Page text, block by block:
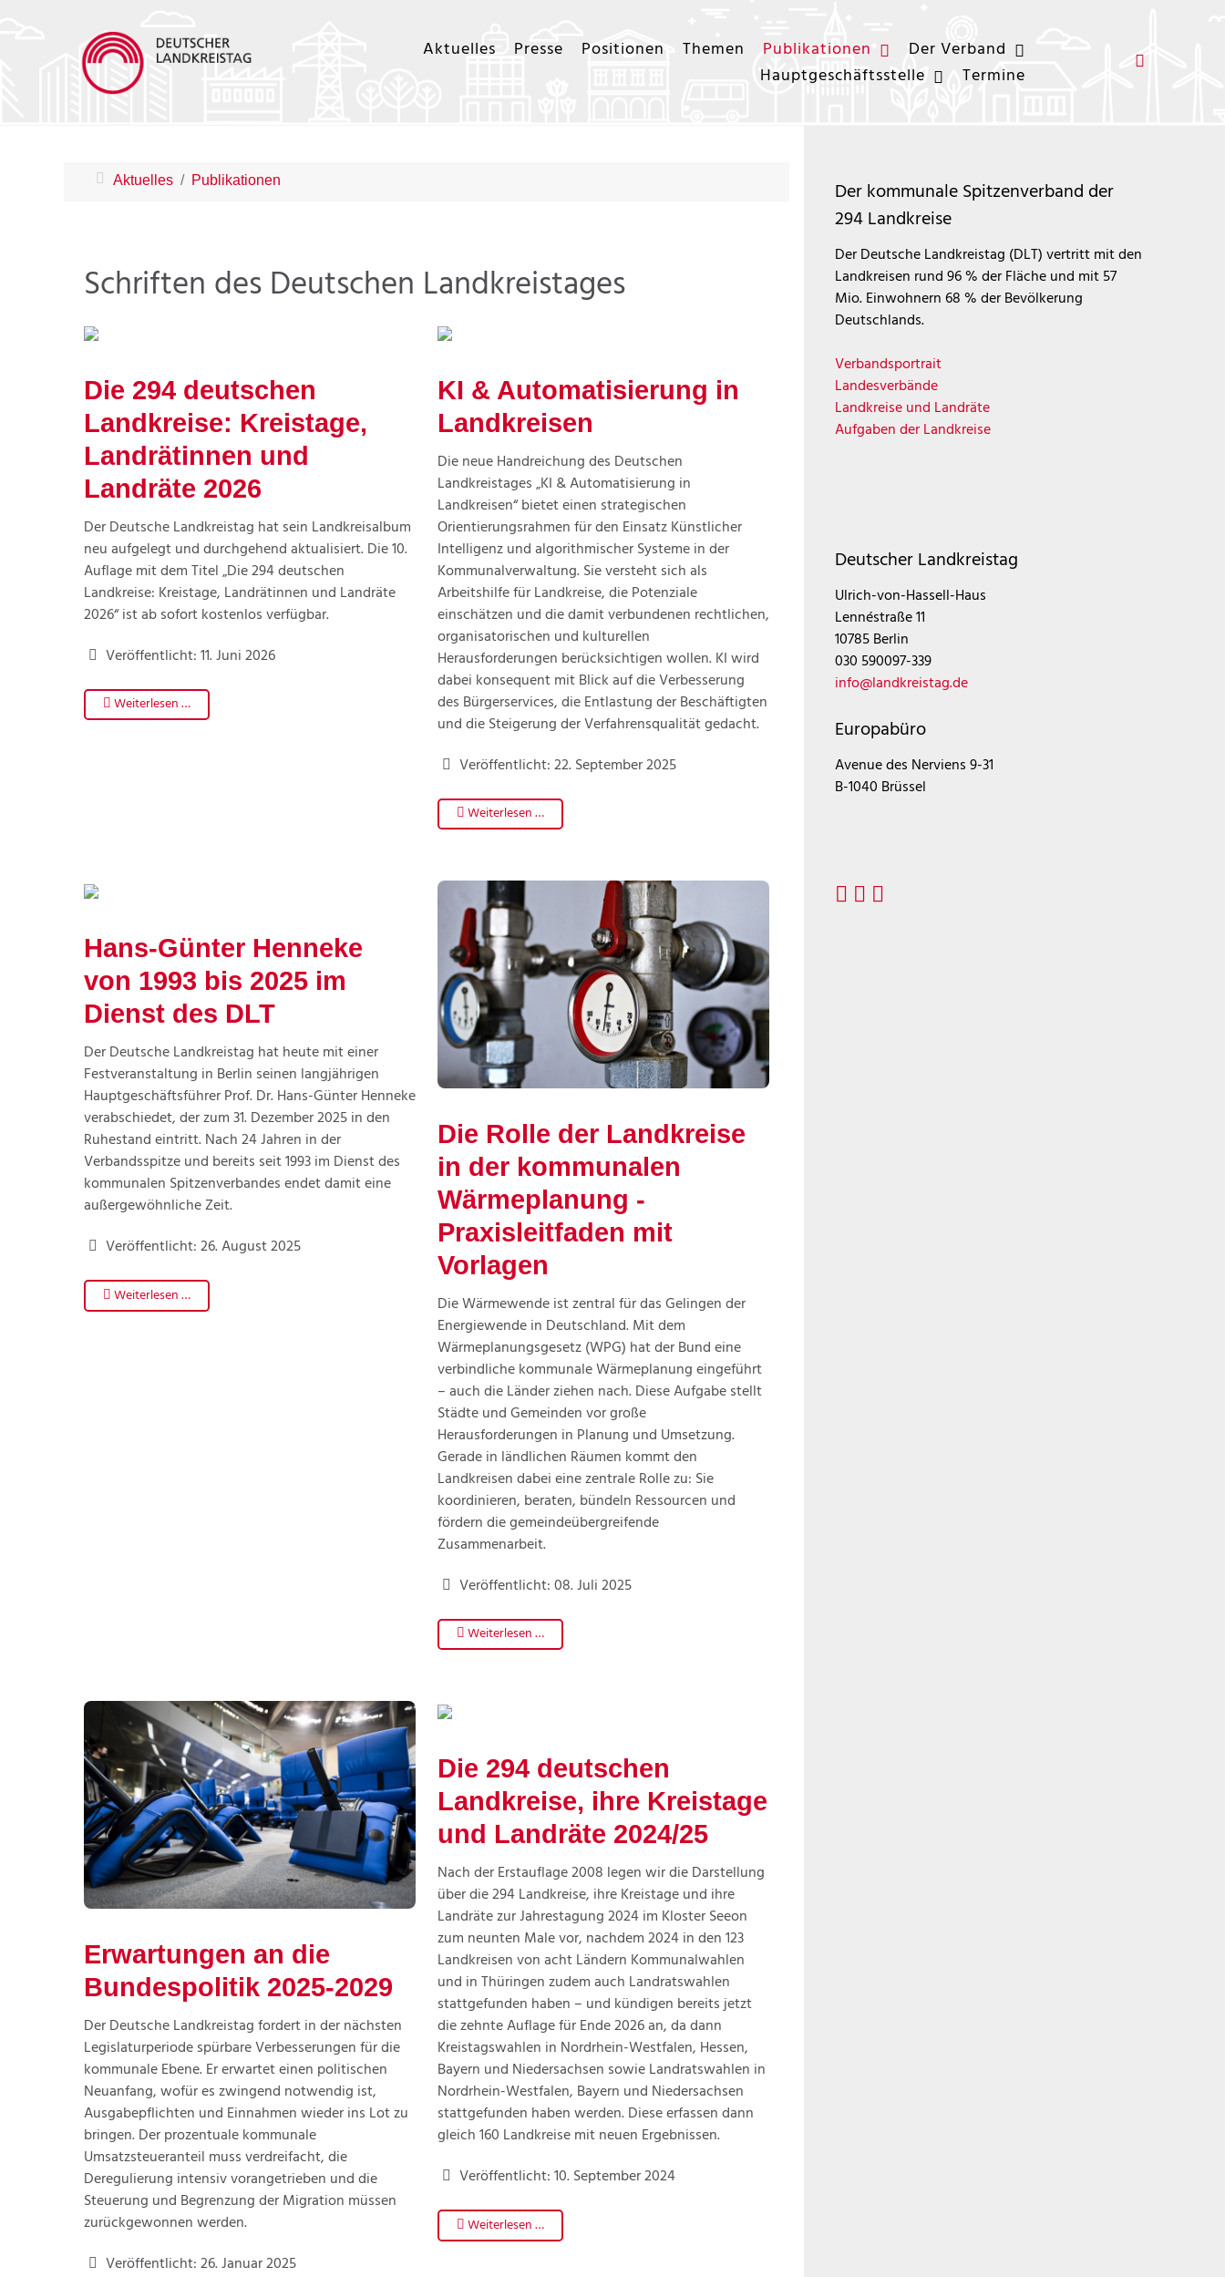
Aktuelles Presse Positionen Themen Publikationen
Der Verband
Hauptgeschäftsstelle
Termine
Aktuelles Publikationen
Schriften des Deutschen Landkreistages
Die 294 deutschen
Landkreise: Kreistage,
Landrätinnen und
Landräte 2026
Der Deutsche Landkreistag hat sein Landkreisalbum
neu aufgelegt und durchgehend aktualisiert. Die 10.
Auflage mit dem Titel „Die 294 deutschen
Landkreise: Kreistage, Landrätinnen und Landräte
2026“ ist ab sofort kostenlos verfügbar.
Veröffentlicht: 11. Juni 2026
Weiterlesen …
KI & Automatisierung in
Landkreisen
Die neue Handreichung des Deutschen
Landkreistages „KI & Automatisierung in
Landkreisen“ bietet einen strategischen
Orientierungsrahmen für den Einsatz Künstlicher
Intelligenz und algorithmischer Systeme in der
Kommunalverwaltung. Sie versteht sich als
Arbeitshilfe für Landkreise, die Potenziale
einschätzen und die damit verbundenen rechtlichen,
organisatorischen und kulturellen
Herausforderungen berücksichtigen wollen. KI wird
dabei konsequent mit Blick auf die Verbesserung
des Bürgerservices, die Entlastung der Beschäftigten
und die Steigerung der Verfahrensqualität gedacht.
Veröffentlicht: 22. September 2025
Weiterlesen …
Hans-Günter Henneke
von 1993 bis 2025 im
Dienst des DLT
Der Deutsche Landkreistag hat heute mit einer
Festveranstaltung in Berlin seinen langjährigen
Hauptgeschäftsführer Prof. Dr. Hans-Günter Henneke
verabschiedet, der zum 31. Dezember 2025 in den
Ruhestand eintritt. Nach 24 Jahren in der
Verbandsspitze und bereits seit 1993 im Dienst des
kommunalen Spitzenverbandes endet damit eine
außergewöhnliche Zeit.
Veröffentlicht: 26. August 2025
Weiterlesen …
Die Rolle der Landkreise
in der kommunalen
Wärmeplanung -
Praxisleitfaden mit
Vorlagen
Die Wärmewende ist zentral für das Gelingen der
Energiewende in Deutschland. Mit dem
Wärmeplanungsgesetz (WPG) hat der Bund eine
verbindliche kommunale Wärmeplanung eingeführt
– auch die Länder ziehen nach. Diese Aufgabe stellt
Städte und Gemeinden vor große
Herausforderungen in Planung und Umsetzung.
Gerade in ländlichen Räumen kommt den
Landkreisen dabei eine zentrale Rolle zu: Sie
koordinieren, beraten, bündeln Ressourcen und
fördern die gemeindeübergreifende
Zusammenarbeit.
Veröffentlicht: 08. Juli 2025
Weiterlesen …
Erwartungen an die
Bundespolitik 2025-2029
Der Deutsche Landkreistag fordert in der nächsten
Legislaturperiode spürbare Verbesserungen für die
kommunale Ebene. Er erwartet einen politischen
Neuanfang, wofür es zwingend notwendig ist,
Ausgabepflichten und Einnahmen wieder ins Lot zu
bringen. Der prozentuale kommunale
Umsatzsteueranteil muss verdreifacht, die
Deregulierung intensiv vorangetrieben und die
Steuerung und Begrenzung der Migration müssen
zurückgewonnen werden.
Veröffentlicht: 26. Januar 2025
Die 294 deutschen
Landkreise, ihre Kreistage
und Landräte 2024/25
Nach der Erstauflage 2008 legen wir die Darstellung
über die 294 Landkreise, ihre Kreistage und ihre
Landräte zur Jahrestagung 2024 im Kloster Seeon
zum neunten Male vor, nachdem 2024 in den 123
Landkreisen von acht Ländern Kommunalwahlen
und in Thüringen zudem auch Landratswahlen
stattgefunden haben – und kündigen bereits jetzt
die zehnte Auflage für Ende 2026 an, da dann
Kreistagswahlen in Nordrhein-Westfalen, Hessen,
Bayern und Niedersachsen sowie Landratswahlen in
Nordrhein-Westfalen, Bayern und Niedersachsen
stattgefunden haben werden. Diese erfassen dann
gleich 160 Landkreise mit neuen Ergebnissen.
Veröffentlicht: 10. September 2024
Weiterlesen …
Der kommunale Spitzenverband der
294 Landkreise
Der Deutsche Landkreistag (DLT) vertritt mit den
Landkreisen rund 96 % der Fläche und mit 57
Mio. Einwohnern 68 % der Bevölkerung
Deutschlands.
Verbandsportrait
Landesverbände
Landkreise und Landräte
Aufgaben der Landkreise
Deutscher Landkreistag
Ulrich-von-Hassell-Haus
Lennéstraße 11
10785 Berlin
030 590097-339
info@landkreistag.de
Europabüro
Avenue des Nerviens 9-31
B-1040 Brüssel